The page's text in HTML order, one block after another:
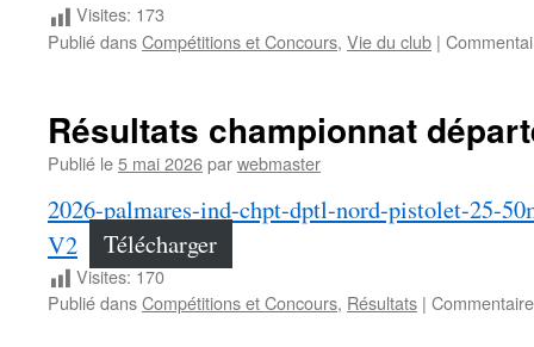
Visites: 173
Publié dansCompétitions et Concours, Vie du club |
Résultats championnat
Publié le5 mai 2026parwebmaster
2026-palmares-ind-chpt-dptl-nord-pistolet-25-
V2
Télécharger
Visites:170
Publié dansCompétitions et Concours, Résultats |